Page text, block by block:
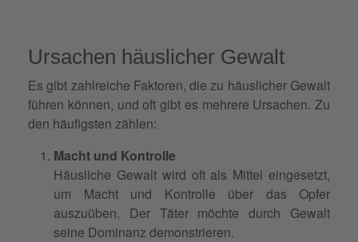
Ursachen häuslicher Gewalt
Es gibt zahlreiche Faktoren, die zu häuslicher Gewalt
führen können, und oft gibt es mehrere Ursachen. Zu
den häufigsten zählen:
Macht und Kontrolle
Häusliche Gewalt wird oft als Mittel eingesetzt,
um Macht und Kontrolle über das Opfer
auszuüben. Der Täter möchte durch Gewalt
seine Dominanz demonstrieren.